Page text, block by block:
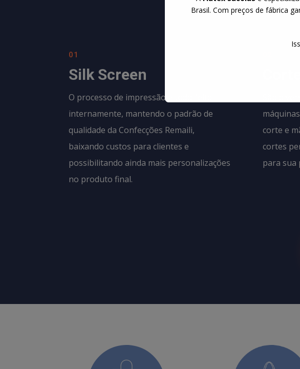
01
Silk Screen
O processo de impressão é todo feito
internamente, mantendo o padrão de
qualidade daConfecções Remaili,
baixando custos para clientes e
possibilitando ainda mais personalizações
no produto final.
corte e
cortes
para sua
Brasil. Com preços de fábrica